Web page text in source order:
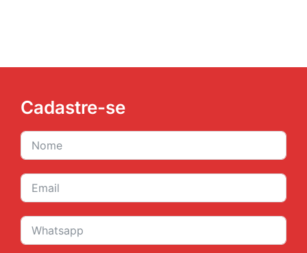
Cadastre-se